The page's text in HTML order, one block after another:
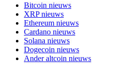
Bitcoin nieuws
XRP nieuws
Ethereum nieuws
Cardano nieuws
Solana nieuws
Dogecoin nieuws
Ander altcoin nieuws